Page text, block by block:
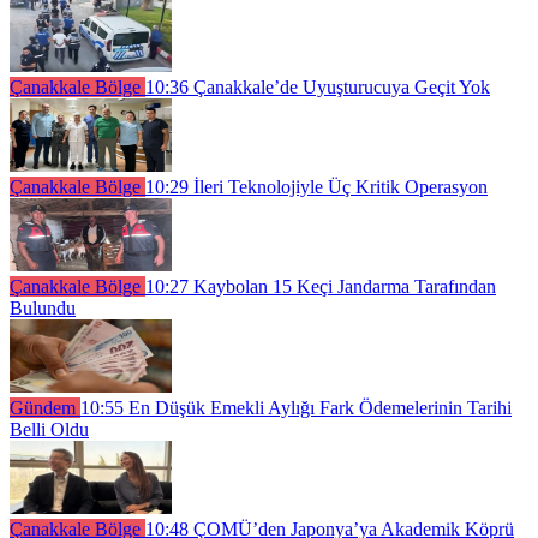
Çanakkale Bölge 10:36 Çanakkale’de Uyuşturucuya Geçit Yok
Çanakkale Bölge 10:29 İleri Teknolojiyle Üç Kritik Operasyon
Çanakkale Bölge 10:27 Kaybolan 15 Keçi Jandarma Tarafından
Bulundu
Gündem 10:55 En Düşük Emekli Aylığı Fark Ödemelerinin Tarihi
Belli Oldu
Çanakkale Bölge 10:48 ÇOMÜ’den Japonya’ya Akademik Köprü